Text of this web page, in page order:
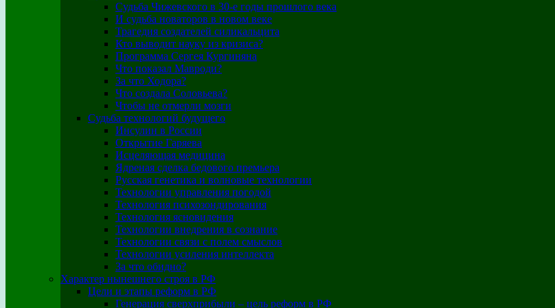
Судьба Чижевского в 30-е годы прошлого века
И судьба новаторов в новом веке
Трагедия создателей силикальцита
Кто выводит науку из кризиса?
Программа Сергея Кургиняна
Что показал Мавроди?
За что Ходора?
Что создала Соловьева?
Чтобы не отмерли мозги
Судьба технологий будущего
Инсулин в России
Открытие Гаряева
Исцеляющая медицина
Ядреная сделка бедового премьера
Русская генетика и волновые технологии
Технологии управления погодой
Технология психозондирования
Технология ясновидения
Технологии внедрения в сознание
Технологии связи с полем смыслов
Технологии усиления интеллекта
За что обидно?
Характер нынешнего строя в РФ
Цели и этапы реформ в РФ
Генерация сверхприбыли – цель реформ в РФ